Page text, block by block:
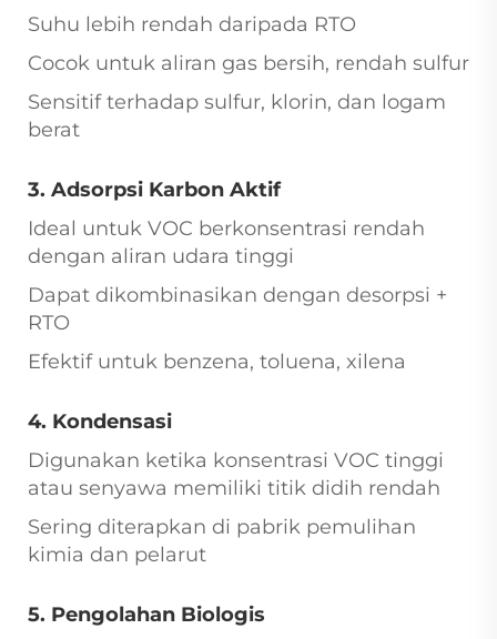
Suhu lebih rendah daripada RTO
Cocok untuk aliran gas bersih, rendah sulfur
Sensitif terhadap sulfur, klorin, dan logam
berat
3. Adsorpsi Karbon Aktif
Ideal untuk VOC berkonsentrasi rendah
dengan aliran udara tinggi
Dapat dikombinasikan dengan desorpsi +
RTO
Efektif untuk benzena, toluena, xilena
4. Kondensasi
Digunakan ketika konsentrasi VOC tinggi
atau senyawa memiliki titik didih rendah
Sering diterapkan di pabrik pemulihan
kimia dan pelarut
5. Pengolahan Biologis